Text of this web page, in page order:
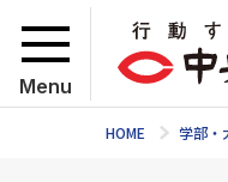
Menu
HOME 学部・